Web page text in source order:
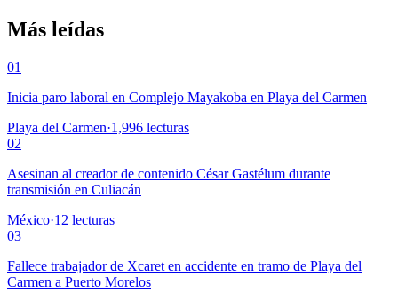
Más leídas
01
Inicia paro laboral en Complejo Mayakoba en Playa del Carmen
Playa del Carmen·1,996 lecturas
02
Asesinan al creador de contenido César Gastélum durante
transmisión en Culiacán
México·12 lecturas
03
Fallece trabajador de Xcaret en accidente en tramo de Playa del
Carmen a Puerto Morelos